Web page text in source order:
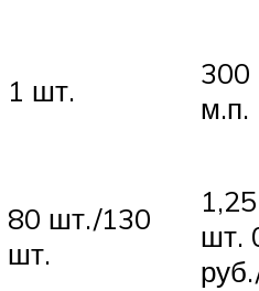
1 шт.
300
м.п.
80 шт./130
шт.
шт.